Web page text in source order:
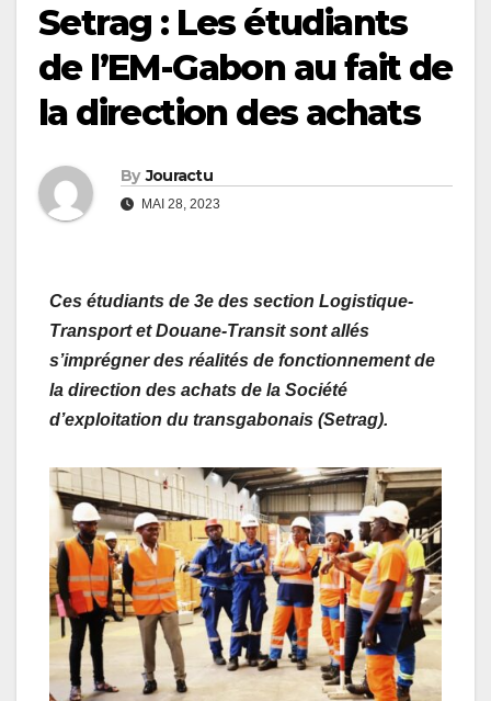
Setrag : Les étudiants
de l’EM-Gabon au fait de
la direction des achats
By Jouractu
MAI 28, 2023
Ces étudiants de 3e des section Logistique-
Transport et Douane-Transit sont allés
s’imprégner des réalités de fonctionnement de
la direction des achats de la Société
d’exploitation du transgabonais (Setrag).